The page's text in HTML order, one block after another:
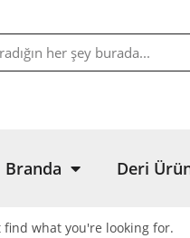
Branda Deri
find what you're looking for.